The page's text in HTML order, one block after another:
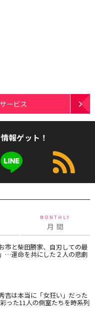
ービス
報ゲット！
MONTHLY
月 間
市と柴田勝家、自刃しての最
…運命を共にした２人の悲劇
吉は本当に「女狂い」だった
った11人の側室たちを時系列